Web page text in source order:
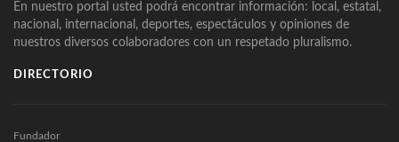
En nuestro portal usted podrá encontrar información: local, estatal,
nacional, internacional, deportes, espectáculos y opiniones de
nuestros diversos colaboradores con un respetado pluralismo.
DIRECTORIO
Fundador